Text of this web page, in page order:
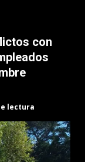
con
lectura